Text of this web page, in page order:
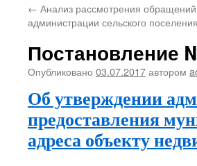
← Анализ рассмотрения
администрации сельского поселения
Постановление
Опубликовано 03.07.2017автором
Об утверждении
предоставления
адреса объекту